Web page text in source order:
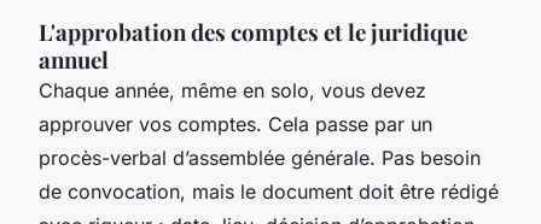
L'approbation des comptes et le juridique
annuel
Chaque année, même en solo, vous devez
approuver vos comptes. Cela passe par un
procès-verbal d’assemblée générale. Pas besoin
de convocation, mais le document doit être rédigé